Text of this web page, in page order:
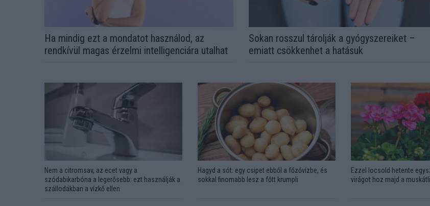
Ha mindig ezt a mondatot használod, az
rendkívül magas érzelmi intelligenciára utalhat
Sokan rosszul tárolják a gyógyszereiket –
emiatt csökkenhet a hatásuk
Nem a citromsav, az ecet vagy a
szódabikarbóna a legerősebb: ezt használják a
szállodákban a vízkő ellen
Hagyd a sót: egy csipet ebből a főzővízbe, és
sokkal finomabb lesz a főtt krumpli
Ezzel locsold hetente
virágot hoz majd a